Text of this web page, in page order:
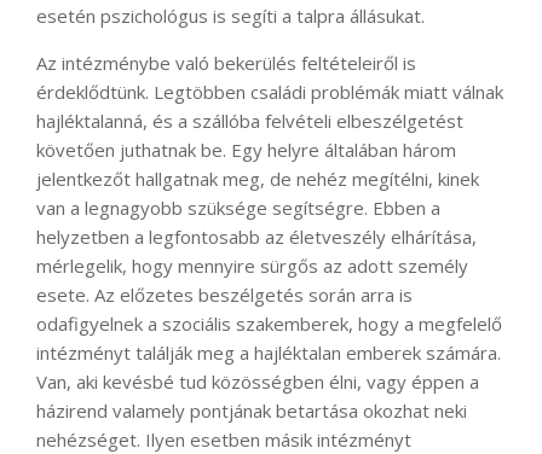
esetén pszichológus is segíti a talpra állásukat.
Az intézménybe való bekerülés feltételeiről is
érdeklődtünk. Legtöbben családi problémák miatt válnak
hajléktalanná, és a szállóba felvételi elbeszélgetést
követően juthatnak be. Egy helyre általában három
jelentkezőt hallgatnak meg, de nehéz megítélni, kinek
van a legnagyobb szüksége segítségre. Ebben a
helyzetben a legfontosabb az életveszély elhárítása,
mérlegelik, hogy mennyire sürgős az adott személy
esete. Az előzetes beszélgetés során arra is
odafigyelnek a szociális szakemberek, hogy a megfelelő
intézményt találják meg a hajléktalan emberek számára.
Van, aki kevésbé tud közösségben élni, vagy éppen a
házirend valamely pontjának betartása okozhat neki
nehézséget. Ilyen esetben másik intézményt